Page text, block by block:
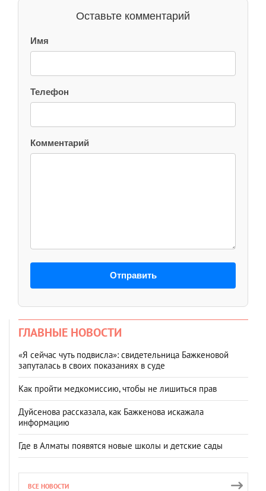
Оставьте комментарий
Имя
Телефон
Комментарий
Отправить
ГЛАВНЫЕ НОВОСТИ
«Я сейчас чуть подвисла»: свидетельница Бажкеновой
запуталась в своих показаниях в суде
Как пройти медкомиссию, чтобы не лишиться прав
Дуйсенова рассказала, как Бажкенова искажала
информацию
Где в Алматы появятся новые школы и детские сады
ВСЕ НОВОСТИ